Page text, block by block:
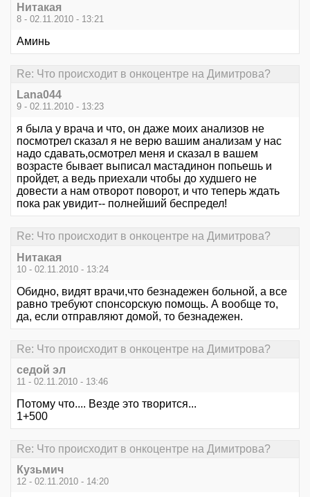
Нитакая
8 - 02.11.2010 - 13:21
Аминь
Re: Что происходит в онкоцентре на Димитрова?
Lana044
9 - 02.11.2010 - 13:23
я была у врача и что, он даже моих анализов не
посмотрел сказал я не верю вашим анализам у нас
надо сдавать,осмотрел меня и сказал в вашем
возрасте бывает выписал мастадинон попьешь и
пройдет, а ведь приехали чтобы до худшего не
довести а нам отворот поворот, и что теперь ждать
пока рак увидит-- полнейший беспредел!
Re: Что происходит в онкоцентре на Димитрова?
Нитакая
10 - 02.11.2010 - 13:24
Обидно, видят врачи,что безнадежен больной, а все
равно требуют спонсорскую помощь. А вообще то,
да, если отправляют домой, то безнадежен.
Re: Что происходит в онкоцентре на Димитрова?
седой эл
11 - 02.11.2010 - 13:46
Потому что.... Везде это творится...
1+500
Re: Что происходит в онкоцентре на Димитрова?
Кузьмич
12 - 02.11.2010 - 14:20